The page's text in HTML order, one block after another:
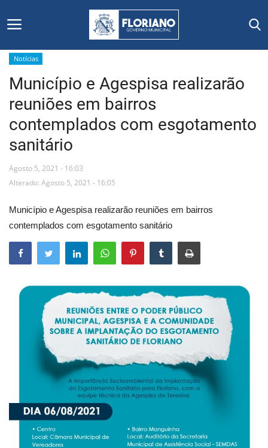
Início
Editais
Floriano
Secretarias e Órgãos
Mural de Licitações
Notícias
Vídeos
Webmail
Contato
Notícias
Município e Agespisa realizarão
reuniões em bairros
contemplados com esgotamento
sanitário
Agosto 5, 2021 - 16:03
Alterado: Agosto 5, 2021 - 16:05
Município e Agespisa realizarão reuniões em bairros
contemplados com esgotamento sanitário